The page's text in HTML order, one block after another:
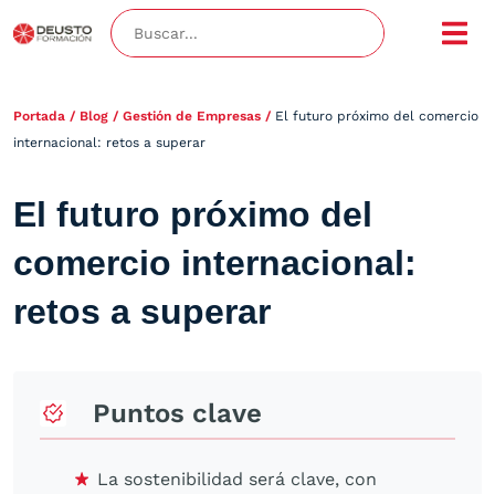
Portada / Blog / Gestión de Empresas / El futuro próximo del comercio
internacional: retos a superar
El futuro próximo del
comercio internacional:
retos a superar
Puntos clave
La sostenibilidad será clave, con